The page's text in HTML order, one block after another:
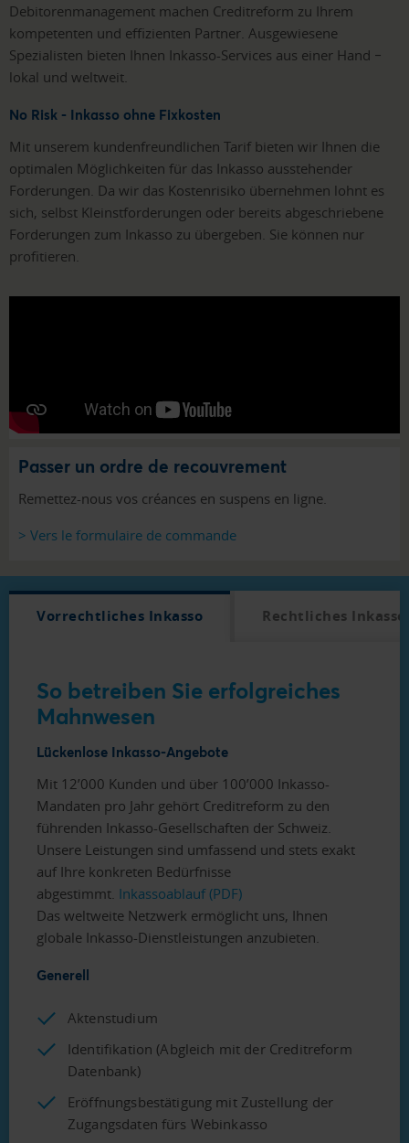
Debitorenmanagement machen Creditreform zu Ihrem
kompetenten und effizienten Partner. Ausgewiesene
Spezialisten bieten Ihnen Inkasso-Services aus einer Hand −
lokal und weltweit.
No Risk - Inkasso ohne Fixkosten
Mit unserem kundenfreundlichen Tarif bieten wir Ihnen die
optimalen Möglichkeiten für das Inkasso ausstehender
Forderungen. Da wir das Kostenrisiko übernehmen lohnt es
sich, selbst Kleinstforderungen oder bereits abgeschriebene
Forderungen zum Inkasso zu übergeben. Sie können nur
profitieren.
Passer un ordre de recouvrement
Remettez-nous vos créances en suspens en ligne.
> Vers le formulaire de commande
Vorrechtliches Inkasso Rechtliches Inkasso
So betreiben Sie erfolgreiches
Mahnwesen
Lückenlose Inkasso-Angebote
Mit 12’000 Kunden und über 100’000 Inkasso-
Mandaten pro Jahr gehört Creditreform zu den
führenden Inkasso-Gesellschaften der Schweiz.
Unsere Leistungen sind umfassend und stets ­exakt
auf Ihre konkreten Bedürfnisse
abgestimmt. Inkassoablauf (PDF)
Das weltweite Netzwerk ermöglicht uns, Ihnen
globale Inkasso-Dienstleistungen anzubieten.
Generell
Aktenstudium
Identifikation (Abgleich mit der Creditreform
Datenbank)
Eröffnungsbestätigung mit Zustellung der
Zugangsdaten fürs Webinkasso